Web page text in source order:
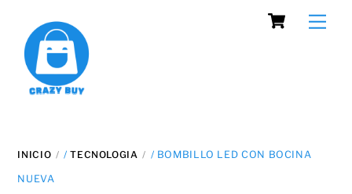
content
Cart
INICIO /TECNOLOGIA / BOMBILLO LED CON BOCINA
NUEVA